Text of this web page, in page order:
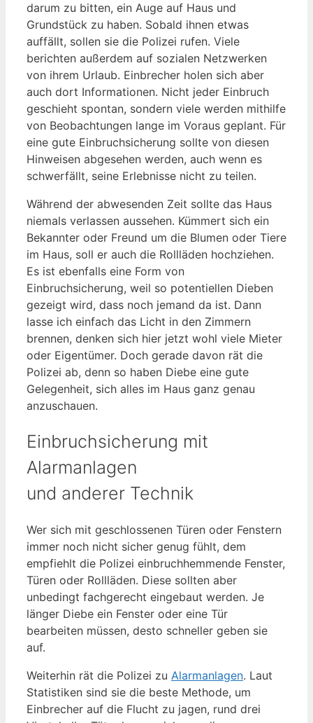
darum zu bitten, ein Auge auf Haus und
Grundstück zu haben. Sobald ihnen etwas
auffällt, sollen sie die Polizei rufen. Viele
berichten außerdem auf sozialen Netzwerken
von ihrem Urlaub. Einbrecher holen sich aber
auch dort Informationen. Nicht jeder Einbruch
geschieht spontan, sondern viele werden mithilfe
von Beobachtungen lange im Voraus geplant. Für
eine gute Einbruchsicherung sollte von diesen
Hinweisen abgesehen werden, auch wenn es
schwerfällt, seine Erlebnisse nicht zu teilen.
Während der abwesenden Zeit sollte das Haus
niemals verlassen aussehen. Kümmert sich ein
Bekannter oder Freund um die Blumen oder Tiere
im Haus, soll er auch die Rollläden hochziehen.
Es ist ebenfalls eine Form von
Einbruchsicherung, weil so potentiellen Dieben
gezeigt wird, dass noch jemand da ist. Dann
lasse ich einfach das Licht in den Zimmern
brennen, denken sich hier jetzt wohl viele Mieter
oder Eigentümer. Doch gerade davon rät die
Polizei ab, denn so haben Diebe eine gute
Gelegenheit, sich alles im Haus ganz genau
anzuschauen.
Einbruchsicherung mit
Alarmanlagen
und anderer Technik
Wer sich mit geschlossenen Türen oder Fenstern
immer noch nicht sicher genug fühlt, dem
empfiehlt die Polizei einbruchhemmende Fenster,
Türen oder Rollläden. Diese sollten aber
unbedingt fachgerecht eingebaut werden. Je
länger Diebe ein Fenster oder eine Tür
bearbeiten müssen, desto schneller geben sie
auf.
Weiterhin rät die Polizei zu Alarmanlagen. Laut
Statistiken sind sie die beste Methode, um
Einbrecher auf die Flucht zu jagen, rund drei